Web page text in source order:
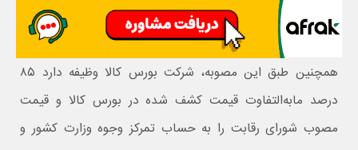
همچنین طبق این مصوبه، شرکت بورس کالا وظیفه دارد ۸۵
درصد مابه‌التفاوت قیمت کشف شده در بورس کالا و قیمت
مصوب شورای رقابت را به حساب تمرکز وجوه وزارت کشور و